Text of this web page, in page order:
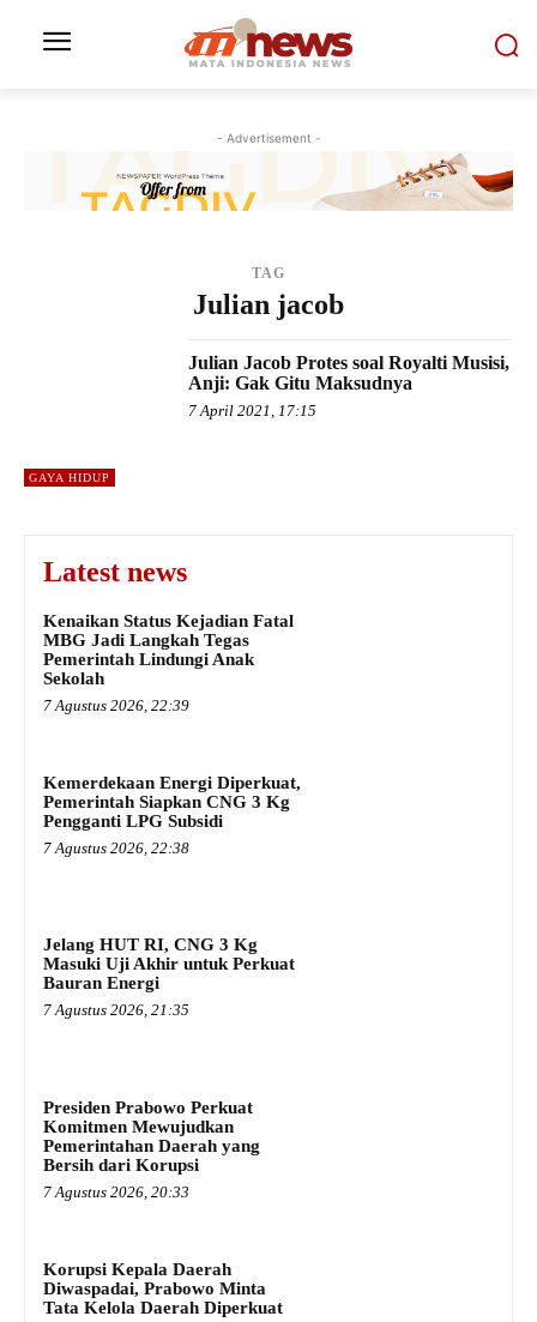
- Advertisement -
TAG
Julian jacob
GAYA HIDUP
Julian Jacob Protes soal Royalti Musisi,
Anji: Gak Gitu Maksudnya
7 April 2021, 17:15
Latest news
Kenaikan Status Kejadian Fatal
MBG Jadi Langkah Tegas
Pemerintah Lindungi Anak
Sekolah
7 Agustus 2026, 22:39
Kemerdekaan Energi Diperkuat,
Pemerintah Siapkan CNG 3 Kg
Pengganti LPG Subsidi
7 Agustus 2026, 22:38
Jelang HUT RI, CNG 3 Kg
Masuki Uji Akhir untuk Perkuat
Bauran Energi
7 Agustus 2026, 21:35
Presiden Prabowo Perkuat
Komitmen Mewujudkan
Pemerintahan Daerah yang
Bersih dari Korupsi
7 Agustus 2026, 20:33
Korupsi Kepala Daerah
Diwaspadai, Prabowo Minta
Tata Kelola Daerah Diperkuat